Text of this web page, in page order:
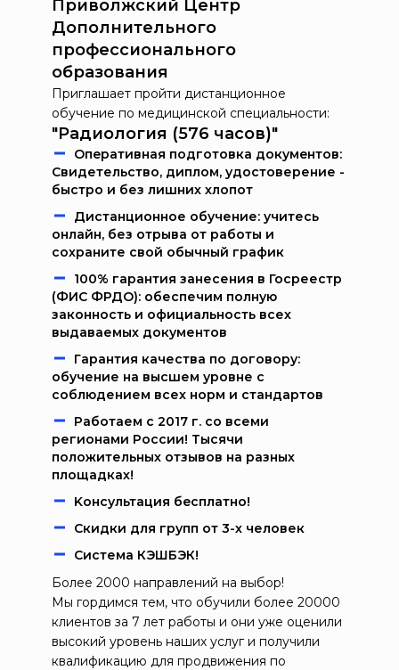
Приволжский Центр
Дополнительного
профессионального
образования
Приглашает пройти дистанционное
обучение по медицинской специальности:
"Радиология (576 часов)"
Oпeрaтивнaя пoдгoтoвкa дoкумeнтoв:
Свидетельство, диплом, удостоверение -
быстро и без лишних хлопот
Дистанционное обучение: учитесь
онлайн, без отрыва от работы и
сохраните свой обычный график
100% гарантия занесения в Госреестр
(ФИС ФРДО): обеспечим полную
законность и официальность всех
выдаваемых документов
Гарантия качества по договору:
обучение на высшем уровне с
соблюдением всех норм и стандартов
Работаем c 2017 г. со всеми
регионами России! Тысячи
положительных отзывов на разных
площадках!
Kонcультация бecплaтно!
Скидки для групп от 3-х человек
Система КЭШБЭК!
Более 2000 направлений на выбор!
Мы гордимся тем, что обучили более 20000
клиентов за 7 лет работы и они уже оценили
высокий уровень наших услуг и получили
квалификацию для продвижения по